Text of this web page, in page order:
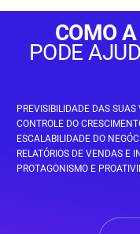
COMO
PODE
PREVISIBILIDADE DAS SUAS
CONTROLE DO
ESCALABILIDADE DO
RELATÓRIOS DE VENDAS E
PROTAGONISMO E